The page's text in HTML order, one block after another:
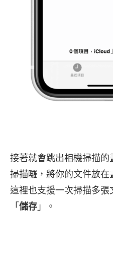
接著就會跳出相機掃描
掃描囉，將你的文件放在
這裡也支援一次掃描多
「 儲存 」。